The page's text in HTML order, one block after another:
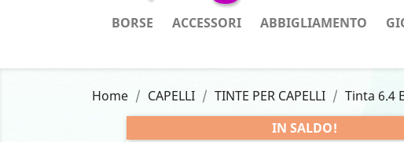
BORSE ACCESSORI ABBIGLIAMENTO
Home CAPELLI TINTE PER CAPELLI
Tinta 6.4
IN SALDO!